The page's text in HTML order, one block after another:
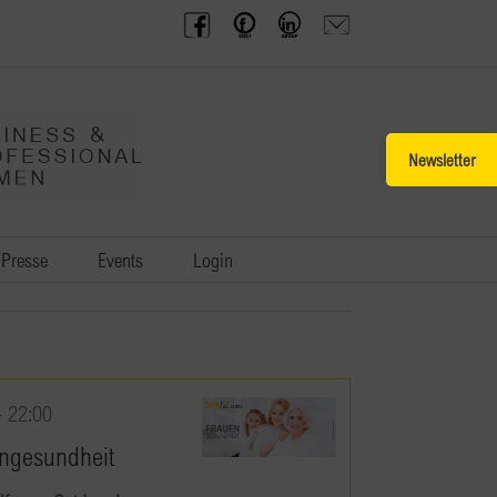
BPW
Austria
Offenes
Frauennetzwerk
BPW
Gruppe
Anfrage
schicken
Presse Events Login
22:00
Sliding